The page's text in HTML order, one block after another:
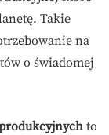
Takie
na
o świadomej
to